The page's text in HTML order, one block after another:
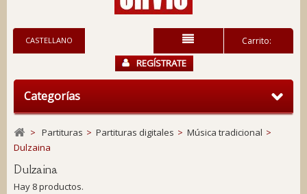
Carrito:
CASTELLANO
REGÍSTRATE
Categorías
> Partituras > Partituras digitales > Música tradicional >
Dulzaina
Dulzaina
Hay 8 productos.